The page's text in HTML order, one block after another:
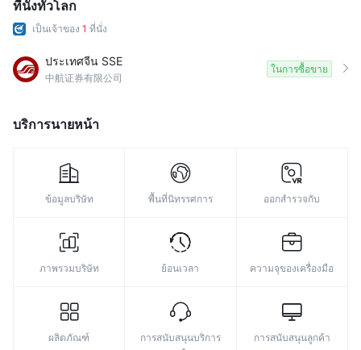
ที่นั่งทั่วโลก
เป็นเจ้าของ 1 ที่นั่ง
ประเทศจีน SSE
中航证券有限公司
ในการซื้อขาย
บริการนายหน้า
ข้อมูลบริษัท พื้นที่นิทรรศการ ออกสำรวจกับ
ภาพรวมบริษัท ย้อนเวลา ความจุของเครื่องมือ
ผลิตภัณฑ์
การสนับสนุนบริการ
การสนับสนุนลูกค้า